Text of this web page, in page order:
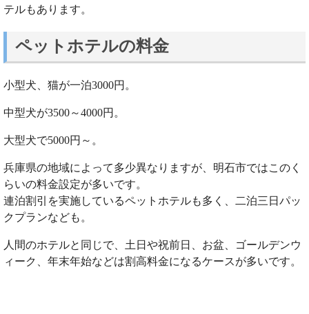
テルもあります。
ペットホテルの料金
小型犬、猫が一泊3000円。
中型犬が3500～4000円。
大型犬で5000円～。
兵庫県の地域によって多少異なりますが、明石市ではこのく
らいの料金設定が多いです。
連泊割引を実施しているペットホテルも多く、二泊三日パッ
クプランなども。
人間のホテルと同じで、土日や祝前日、お盆、ゴールデンウ
ィーク、年末年始などは割高料金になるケースが多いです。